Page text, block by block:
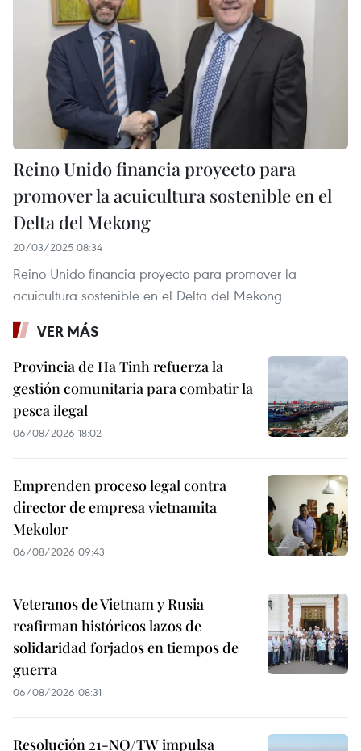
Reino Unido financia proyecto para
promover la acuicultura sostenible en el
Delta del Mekong
20/03/2025 08:34
Reino Unido financia proyecto para promover la
acuicultura sostenible en el Delta del Mekong
VER MÁS
Provincia de Ha Tinh refuerza la
gestión comunitaria para combatir la
pesca ilegal
06/08/2026 18:02
Emprenden proceso legal contra
director de empresa vietnamita
Mekolor
06/08/2026 09:43
Veteranos de Vietnam y Rusia
reafirman históricos lazos de
solidaridad forjados en tiempos de
guerra
06/08/2026 08:31
Resolución 21-NQ/TW impulsa